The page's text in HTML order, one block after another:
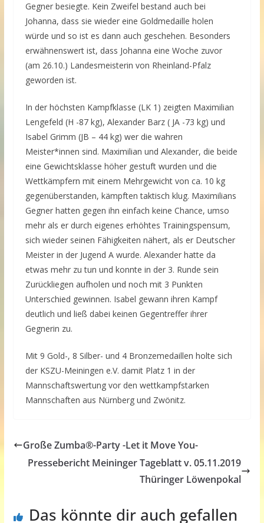
Gegner besiegte. Kein Zweifel bestand auch bei
Johanna, dass sie wieder eine Goldmedaille holen
würde und so ist es dann auch geschehen. Besonders
erwähnenswert ist, dass Johanna eine Woche zuvor
(am 26.10.) Landesmeisterin von Rheinland-Pfalz
geworden ist.
In der höchsten Kampfklasse (LK 1) zeigten Maximilian
Lengefeld (H -87 kg), Alexander Barz ( JA -73 kg) und
Isabel Grimm (JB – 44 kg) wer die wahren
Meister*innen sind. Maximilian und Alexander, die beide
eine Gewichtsklasse höher gestuft wurden und die
Wettkämpfern mit einem Mehrgewicht von ca. 10 kg
gegenüberstanden, kämpften taktisch klug. Maximilians
Gegner hatten gegen ihn einfach keine Chance, umso
mehr als er durch eigenes erhöhtes Trainingspensum,
sich wieder seinen Fähigkeiten nähert, als er Deutscher
Meister in der Jugend A wurde. Alexander hatte da
etwas mehr zu tun und konnte in der 3. Runde sein
Zurückliegen aufholen und noch mit 3 Punkten
Unterschied gewinnen. Isabel gewann ihren Kampf
deutlich und ließ dabei keinen Gegentreffer ihrer
Gegnerin zu.
Mit 9 Gold-, 8 Silber- und 4 Bronzemedaillen holte sich
der KSZU-Meiningen e.V. damit Platz 1 in der
Mannschaftswertung vor den wettkampfstarken
Mannschaften aus Nürnberg und Zwönitz.
Große Zumba®-Party -Let it Move You-
Pressebericht Meininger Tageblatt v. 05.11.2019
Thüringer Löwenpokal
Das könnte dir auch gefallen